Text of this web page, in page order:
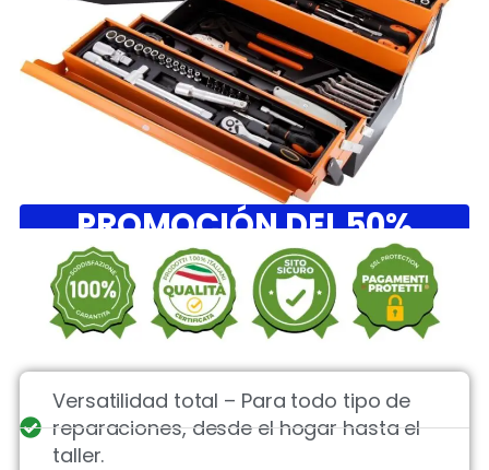
PROMOCIÓN DEL 50%
Versatilidad total – Para todo tipo de
reparaciones, desde el hogar hasta el
taller.